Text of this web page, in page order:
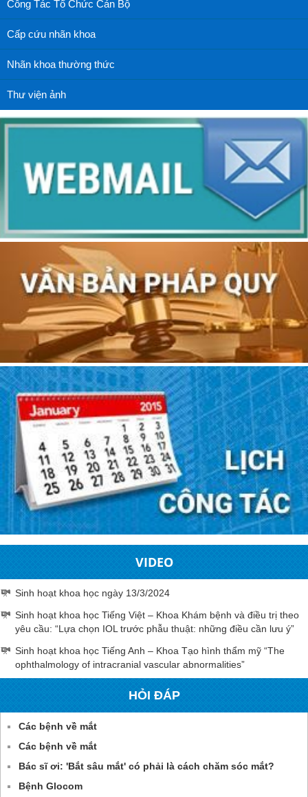
Công Tác Tổ Chức Cán Bộ
Cấp cứu nhãn khoa
Nhãn khoa thường thức
Thư viện ảnh
VIDEO
Sinh hoạt khoa học ngày 13/3/2024
Sinh hoạt khoa học Tiếng Việt – Khoa Khám bệnh và điều trị theo
yêu cầu: “Lựa chọn IOL trước phẫu thuật: những điều cần lưu ý”
Sinh hoạt khoa học Tiếng Anh – Khoa Tạo hình thẩm mỹ “The
ophthalmology of intracranial vascular abnormalities”
HỎI ĐÁP
Các bệnh về mắt
Các bệnh về mắt
Bác sĩ ơi: 'Bắt sâu mắt' có phải là cách chăm sóc mắt?
Bệnh Glocom